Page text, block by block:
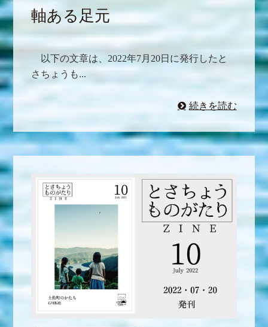
軸ある足元
以下の文章は、2022年7月20日に発行したと
さちょうも...
続きを読む